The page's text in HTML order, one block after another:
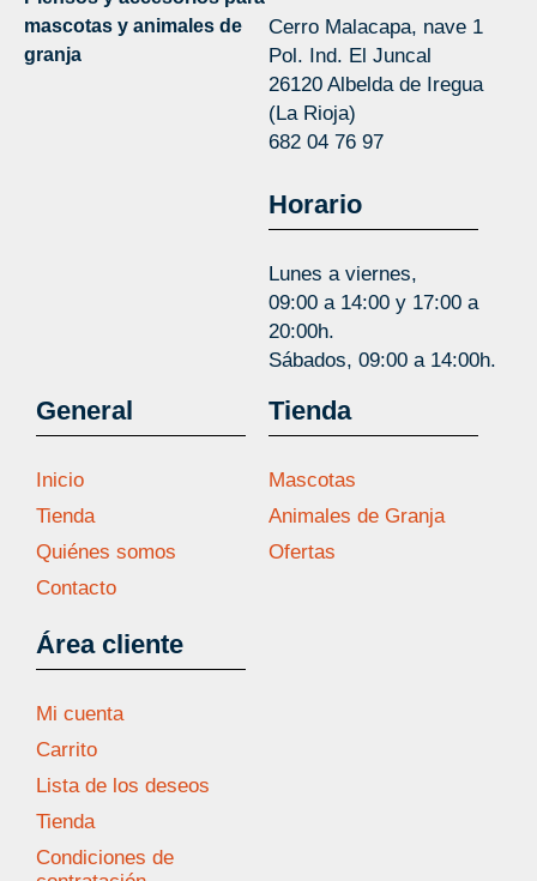
mascotas y animales de
granja
Cerro Malacapa, nave 1
Pol. Ind. El Juncal
26120 Albelda de Iregua
(La Rioja)
682 04 76 97
Horario
Lunes a viernes,
09:00 a 14:00 y 17:00 a
20:00h.
Sábados, 09:00 a 14:00h.
General
Inicio
Tienda
Quiénes somos
Contacto
Área cliente
Mi cuenta
Carrito
Lista de los deseos
Tienda
Condiciones de
Tienda
Mascotas
Animales de Granja
Ofertas